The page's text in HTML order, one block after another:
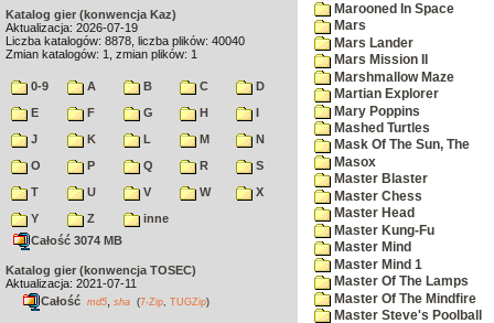
Katalog gier (konwencja Kaz)
Aktualizacja: 2026-07-19
Liczba katalogów: 8878, liczba plików: 40040
Zmian katalogów: 1, zmian plików: 1
0-9 A B C
D
E
F G H
I
J
K L M
N
O
P Q R
S
T
U V W
X
Y
Z
inne
Całość 3074 MB
Katalog gier (konwencja TOSEC)
Aktualizacja: 2021-07-11
Całość md5 sha (7-Zip TUGZip)
Marooned In Space
Mars
Mars Lander
Mars Mission II
Marshmallow Maze
Martian Explorer
Mary Poppins
Mashed Turtles
Mask Of The Sun, The
Masox
Master Blaster
Master Chess
Master Head
Master Kung-Fu
Master Mind
Master Mind 1
Master Of The Lamps
Master Of The Mindfire
Master Steve's Poolball